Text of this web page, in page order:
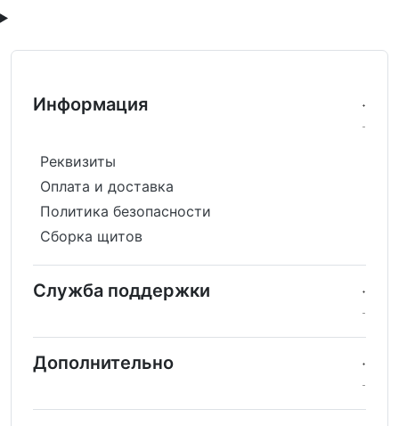
Информация
Реквизиты
Оплата и доставка
Политика безопасности
Сборка щитов
Служба поддержки
Дополнительно